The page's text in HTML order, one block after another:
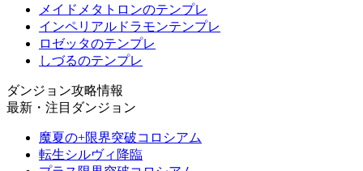
メイドメタトロンのテンプレ
インペリアルドラモンテンプレ
ロゼッタのテンプレ
しづるのテンプレ
ダンジョン攻略情報
最新・注目ダンジョン
魔夏の+限界突破コロシアム
転生シルヴィ降臨